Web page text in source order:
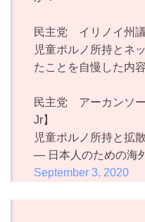
民主党 イリノイ州議
児童ポルノ所持とネ
たことを自慢した内
民主党 アーカンソ
Jr】
児童ポルノ所持と拡
— 日本人のための海
September 3, 2020